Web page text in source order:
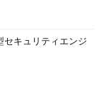
セキュリティエンジ